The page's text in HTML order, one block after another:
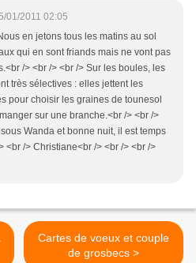
01/2011 02:05
en jetons tous les matins au sol
qui en sont friands mais ne vont pas
/> <br /> <br /> Sur les boules, les
très sélectives : elles jettent les
pour choisir les graines de tounesol
sur une branche.<br /> <br />
Wanda et bonne nuit, il est temps
<br /> Christiane<br /> <br /> <br />
Cartes de voeux et couple
de grosbecs >